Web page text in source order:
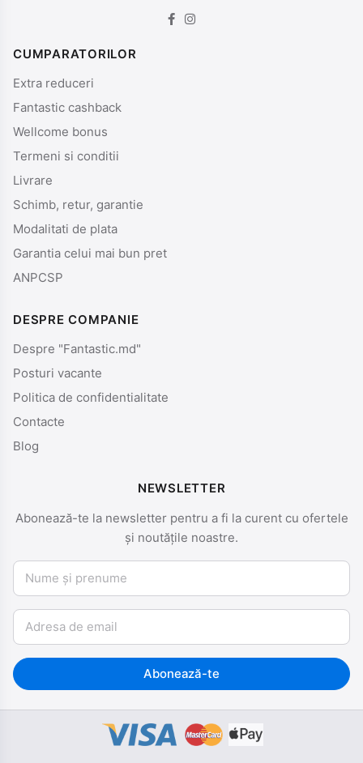
CUMPARATORILOR
Extra reduceri
Fantastic cashback
Wellcome bonus
Termeni si conditii
Livrare
Schimb, retur, garantie
Modalitati de plata
Garantia celui mai bun pret
ANPCSP
DESPRE COMPANIE
Despre "Fantastic.md"
Posturi vacante
Politica de confidentialitate
Contacte
Blog
NEWSLETTER
Abonează-te la newsletter pentru a fi la curent cu ofertele
și noutățile noastre.
Nume și prenume
Email
Abonează-te